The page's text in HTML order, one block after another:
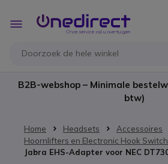
Toggle
Nav
B2B-webshop – Minimale
btw)
Home Headsets
Accessoires
Hoornlifters en Electronic Hook
Jabra EHS-Adapter voor NEC